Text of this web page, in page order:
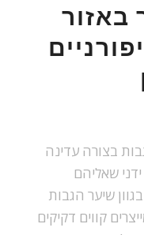
באזור
בצורה עדינה
שאליהם
שיער הגבות
קווים דקיקים